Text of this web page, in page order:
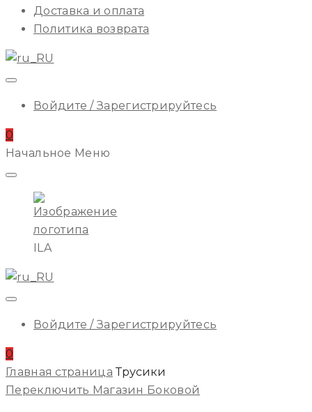
Доставка и оплата
Политика возврата
Войдите / Зарегистрируйтесь
0
Начальное Меню
ILA
Войдите / Зарегистрируйтесь
0
Главная страница Трусики
Переключить Магазин Боковой